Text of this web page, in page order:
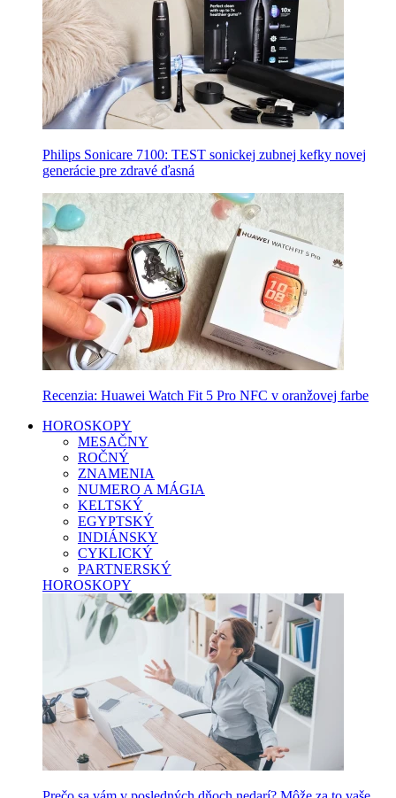
Philips Sonicare 7100: TEST sonickej zubnej kefky novej
generácie pre zdravé ďasná
Recenzia: Huawei Watch Fit 5 Pro NFC v oranžovej farbe
HOROSKOPY
MESAČNY
ROČNÝ
ZNAMENIA
NUMERO A MÁGIA
KELTSKÝ
EGYPTSKÝ
INDIÁNSKY
CYKLICKÝ
PARTNERSKÝ
HOROSKOPY